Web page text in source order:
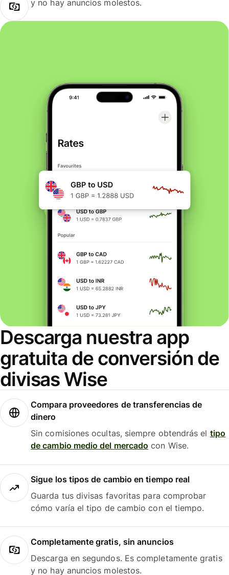
y no hay anuncios molestos.
Descarga nuestra app
gratuita de conversión de
divisas Wise
Compara proveedores de transferencias de
dinero
Sin comisiones ocultas, siempre obtendrás el tipo
de cambio medio del mercado con Wise.
Sigue los tipos de cambio en tiempo real
Guarda tus divisas favoritas para comprobar
cómo varía el tipo de cambio con el tiempo.
Completamente gratis, sin anuncios
Descarga en segundos. Es completamente gratis
y no hay anuncios molestos.